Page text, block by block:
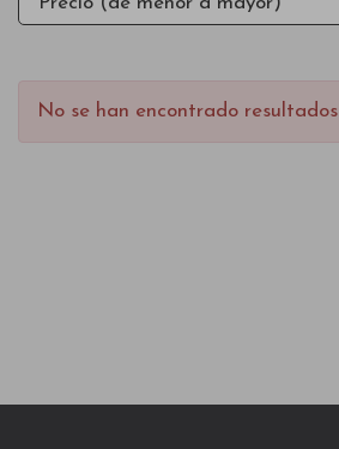
No se han encontrado resultados